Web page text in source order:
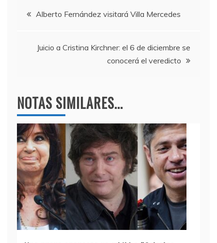
b
o
a A
p
Navegación
Alberto Fernández visitará Villa Mercedes
Juicio a Cristina Kirchner: el 6 de diciembre se
conocerá el veredicto
NOTAS SIMILARES...